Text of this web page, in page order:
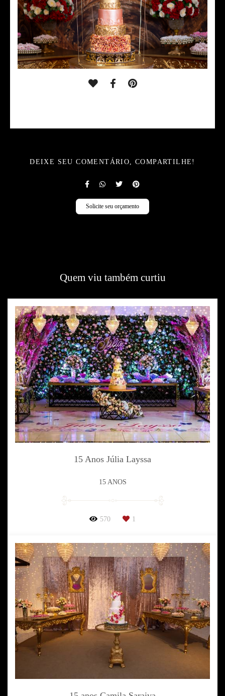
DEIXE SEU COMENTÁRIO, COMPARTILHE!
Solicite seu orçamento
Quem viu também curtiu
15 Anos Júlia Layssa
15 ANOS
570 1